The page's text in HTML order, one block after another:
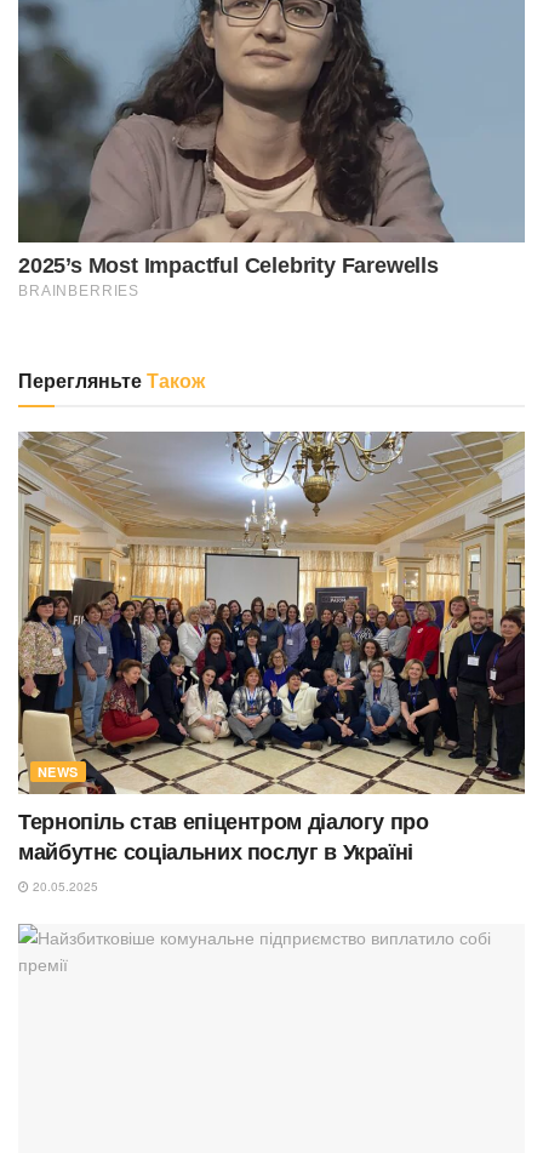
ПерегляньтеТакож
NEWS
Тернопіль став епіцентром діалогу про
майбутнє соціальних послуг в Україні
20.05.2025